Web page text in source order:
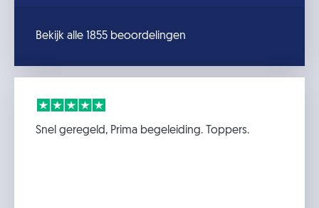
Bekijk alle 1855 beoordelingen
Snel geregeld, Prima begeleiding. Toppers.